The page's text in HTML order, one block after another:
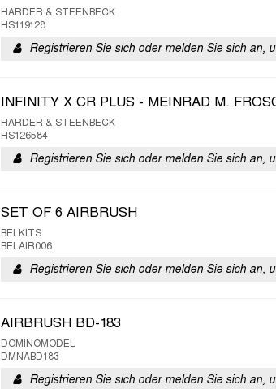
HARDER & STEENBECK
HS119128
Registrieren Sie sich oder melden Sie sich an,
INFINITY X CR PLUS - MEINRAD M.
HARDER & STEENBECK
HS126584
Registrieren Sie sich oder melden Sie sich an,
SET OF 6 AIRBRUSH
BELKITS
BELAIR006
Registrieren Sie sich oder melden Sie sich an,
AIRBRUSH BD-183
DOMINOMODEL
DMNABD183
Registrieren Sie sich oder melden Sie sich an,